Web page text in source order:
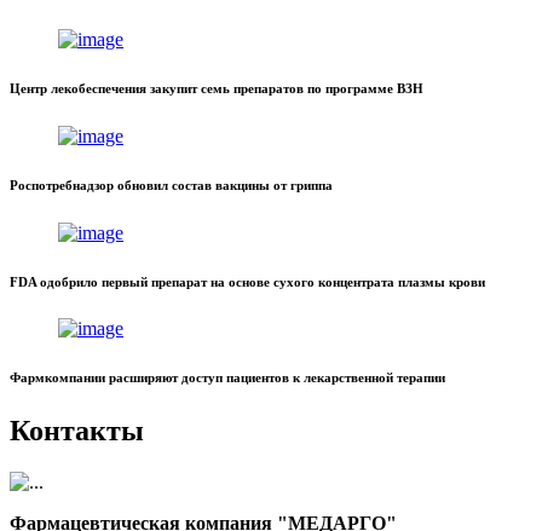
Центр лекобеспечения закупит семь препаратов по программе ВЗН
Роспотребнадзор обновил состав вакцины от гриппа
FDA одобрило первый препарат на основе сухого концентрата плазмы крови
Фармкомпании расширяют доступ пациентов к лекарственной терапии
Контакты
Фармацевтическая компания "МЕДАРГО"